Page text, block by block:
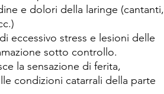
e dolori della laringe (cantanti,
eccessivo stress e lesioni delle
sotto controllo.
la sensazione di ferita,
condizioni catarrali della parte